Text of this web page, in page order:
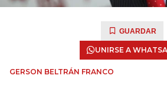
GUARDAR
UNIRSE A
GERSON BELTRÁN FRANCO